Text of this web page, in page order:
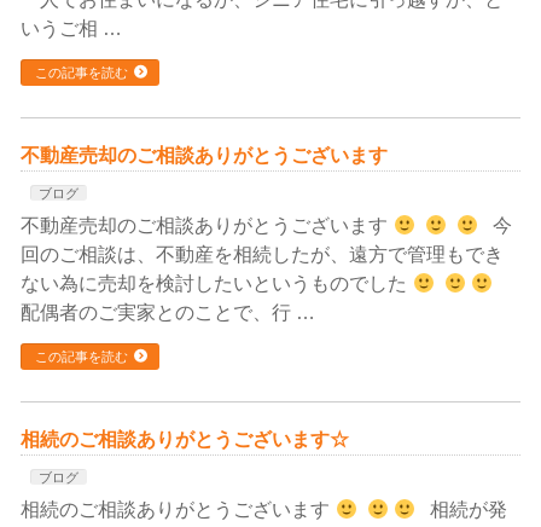
いうご相 …
この記事を読む
不動産売却のご相談ありがとうございます
ブログ
不動産売却のご相談ありがとうございます
今
回のご相談は、不動産を相続したが、遠方で管理もでき
ない為に売却を検討したいというものでした
配偶者のご実家とのことで、行 …
この記事を読む
相続のご相談ありがとうございます☆
ブログ
相続のご相談ありがとうございます
相続が発